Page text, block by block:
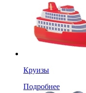
Круизы
Подробнее